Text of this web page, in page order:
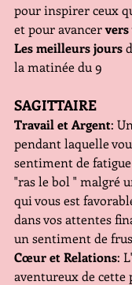
pour inspirer ceux
et pour avancer
Les meilleurs jours
la matinée du 9
SAGITTAIRE
Travail et Argent:
pendant laquelle
sentiment de
"ras le bol " malgré
qui vous est
dans vos attentes
un sentiment de
Cœur et Relations:
aventureux de